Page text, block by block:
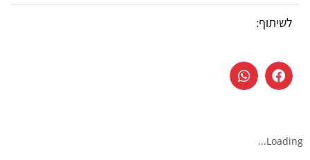
לשיתוף:
Loading...